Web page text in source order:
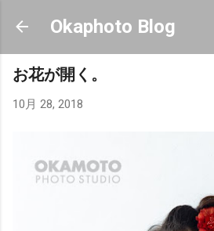
スキップしてメイン コン
Okaphoto Blog
お花が開く。
10月 28, 2018